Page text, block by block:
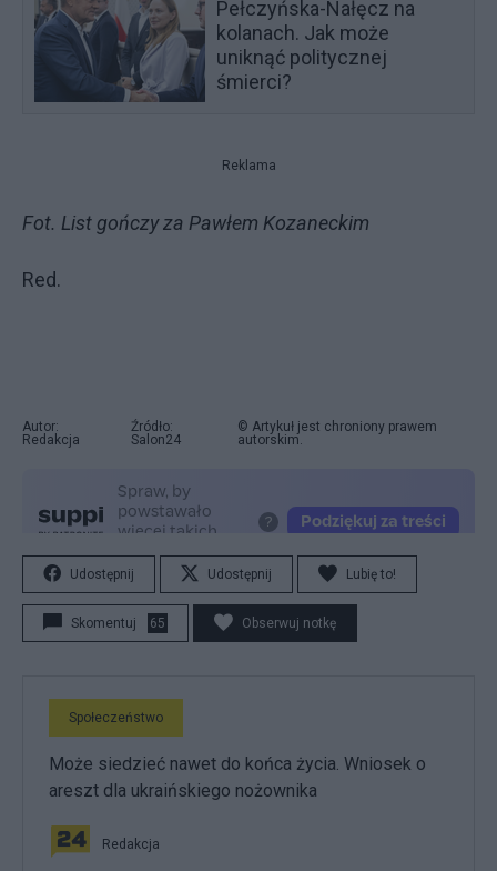
Pełczyńska-Nałęcz na
kolanach. Jak może
uniknąć politycznej
śmierci?
Reklama
Fot. List gończy za Pawłem Kozaneckim
Red.
Autor:
Redakcja
Źródło:
Salon24
© Artykuł jest chroniony prawem
autorskim.
Udostępnij Udostępnij Lubię to!
Skomentuj 65 Obserwuj notkę
Społeczeństwo
Może siedzieć nawet do końca życia. Wniosek o
areszt dla ukraińskiego nożownika
Redakcja